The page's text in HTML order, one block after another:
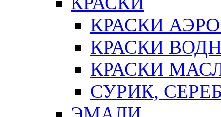
КРАСКИ
КРАСКИ
КРАСКИ
СУРИК,